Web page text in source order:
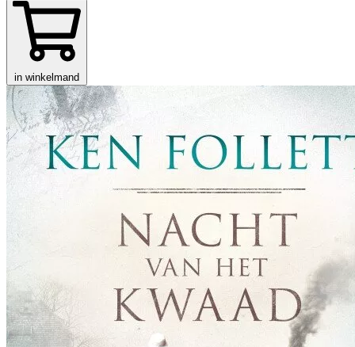
in winkelmand